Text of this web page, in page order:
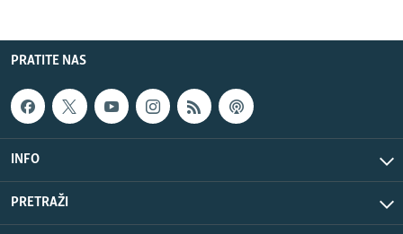
PRATITE NAS
INFO
PRETRAŽI